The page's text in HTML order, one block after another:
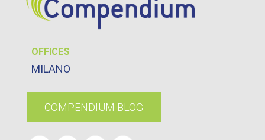
OFFICES
MILANO
COMPENDIUM BLOG